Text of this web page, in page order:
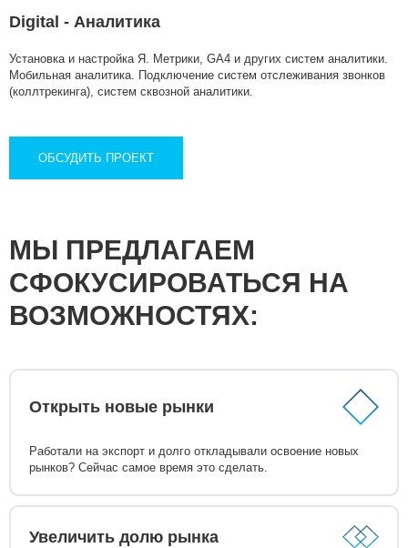
Digital - Аналитика
Установка и настройка Я. Метрики, GA4 и других систем аналитики.
Мобильная аналитика. Подключение систем отслеживания звонков
(коллтрекинга), систем сквозной аналитики.
ОБСУДИТЬ ПРОЕКТ
МЫ ПРЕДЛАГАЕМ
СФОКУСИРОВАТЬСЯ НА
ВОЗМОЖНОСТЯХ:
Открыть новые рынки
Работали на экспорт и долго откладывали освоение новых
рынков? Сейчас самое время это сделать.
Увеличить долю рынка